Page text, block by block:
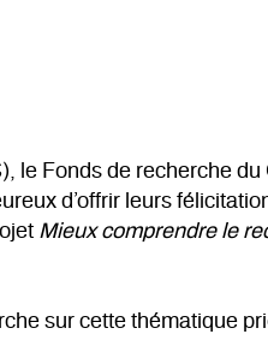
le Fonds de recherche
d’offrir leurs
Mieux comprendre le
sur cette thématique